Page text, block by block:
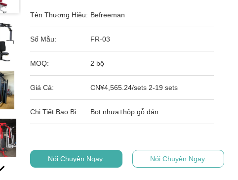
Tên Thương Hiệu: Befreeman
Số Mẫu: FR-03
MOQ: 2 bộ
Giá Cả: CN¥4,565.24/sets 2-19 sets
Chi Tiết Bao Bì: Bọt nhựa+hộp gỗ dán
Nói Chuyện Ngay. Nói Chuyện Ngay.